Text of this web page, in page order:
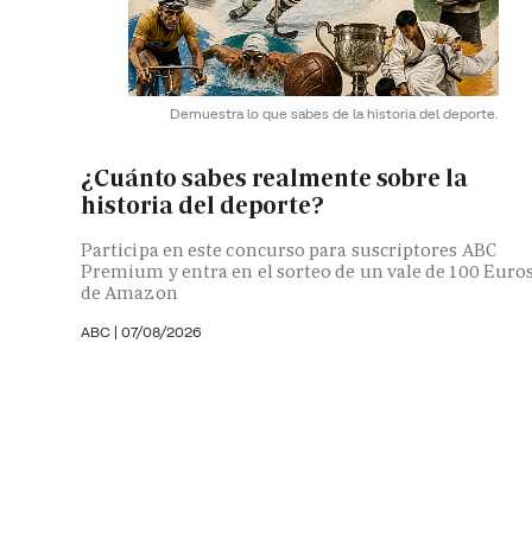
Demuestra lo que sabes de la historia del deporte.
¿Cuánto sabes realmente sobre la
historia del deporte?
Participa en este concurso para suscriptores ABC
Premium y entra en el sorteo de un vale de 100
de Amazon
ABC | 07/08/2026